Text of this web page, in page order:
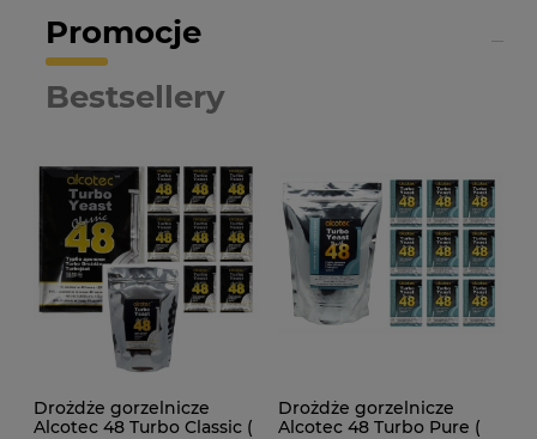
Promocje
Bestsellery
Drożdże gorzelnicze
Alcotec 48 Turbo Classic (
Drożdże gorzelnicze
Alcotec 48 Turbo Pure (